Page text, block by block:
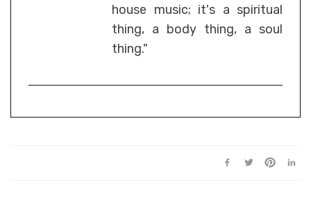
house music; it's a spiritual
thing, a body thing, a soul
thing."